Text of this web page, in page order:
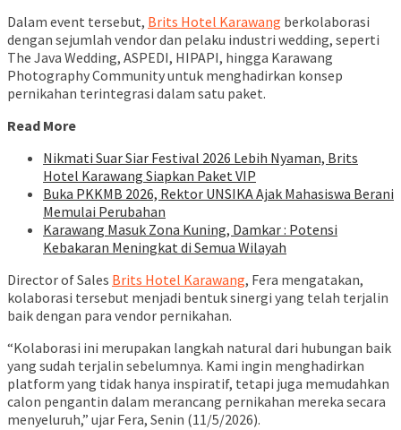
Dalam event tersebut, Brits Hotel Karawang berkolaborasi
dengan sejumlah vendor dan pelaku industri wedding, seperti
The Java Wedding, ASPEDI, HIPAPI, hingga Karawang
Photography Community untuk menghadirkan konsep
pernikahan terintegrasi dalam satu paket.
Read More
Nikmati Suar Siar Festival 2026 Lebih Nyaman, Brits
Hotel Karawang Siapkan Paket VIP
Buka PKKMB 2026, Rektor UNSIKA Ajak Mahasiswa Berani
Memulai Perubahan
Karawang Masuk Zona Kuning, Damkar : Potensi
Kebakaran Meningkat di Semua Wilayah
Director of Sales Brits Hotel Karawang, Fera mengatakan,
kolaborasi tersebut menjadi bentuk sinergi yang telah terjalin
baik dengan para vendor pernikahan.
“Kolaborasi ini merupakan langkah natural dari hubungan baik
yang sudah terjalin sebelumnya. Kami ingin menghadirkan
platform yang tidak hanya inspiratif, tetapi juga memudahkan
calon pengantin dalam merancang pernikahan mereka secara
menyeluruh,” ujar Fera, Senin (11/5/2026).